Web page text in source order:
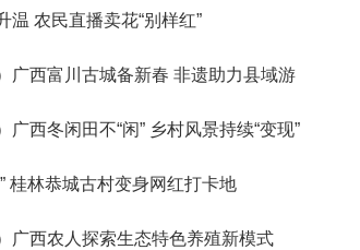
温 农民直播卖花“别样红”
广西富川古城备新春 非遗助力县域游
广西冬闲田不“闲” 乡村风景持续“变现”
桂林恭城古村变身网红打卡地
广西农人探索生态特色养殖新模式